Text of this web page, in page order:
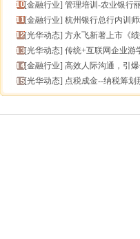
[金融行业] 管理培训-农业银行丽
[金融行业] 杭州银行总行内训
[光华动态] 方永飞新著上市《绩效飞轮》《
[光华动态] 传统+互联网企业游
[金融行业] 高效人际沟通，引
[光华动态] 点税成金--纳税筹划